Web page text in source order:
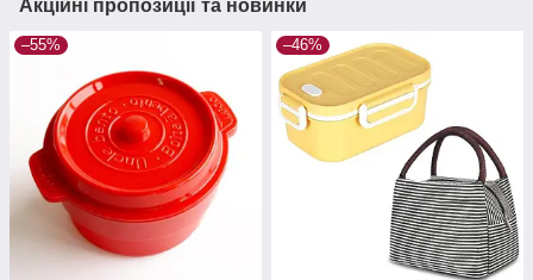
Акційні пропозиції та новинки
–55% –46%